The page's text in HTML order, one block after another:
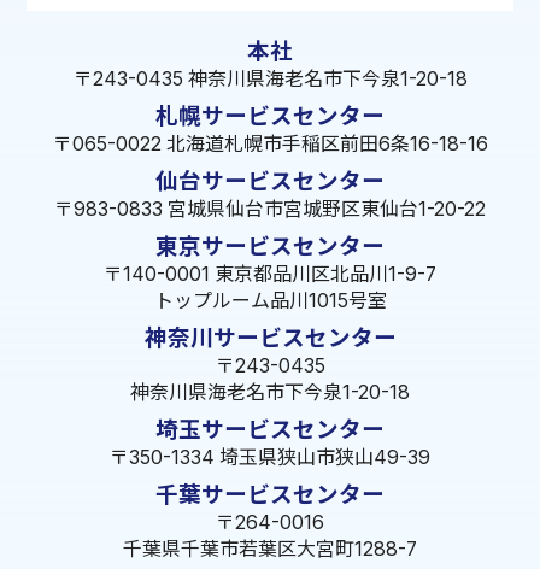
本社
〒243-0435 神奈川県海老名市下今泉1-20-18
札幌サービスセンター
〒065-0022 北海道札幌市手稲区前田6条16-18-16
仙台サービスセンター
〒983-0833 宮城県仙台市宮城野区東仙台1-20-22
東京サービスセンター
〒140-0001 東京都品川区北品川1-9-7
トップルーム品川1015号室
神奈川サービスセンター
〒243-0435
神奈川県海老名市下今泉1-20-18
埼玉サービスセンター
〒350-1334 埼玉県狭山市狭山49-39
千葉サービスセンター
〒264-0016
千葉県千葉市若葉区大宮町1288-7